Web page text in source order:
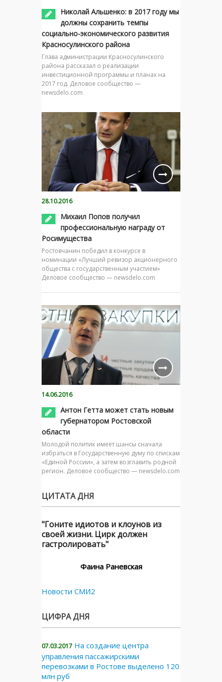
Николай Альшенко: в 2017 году мы
должны сохранить темпы
социально-экономического развития
Красносулинского района
Глава администрации Красносулинского
района рассказал о реализации
инвестиционной программы и планах на
2017 год. Деловое сообщество —
newsdelo.com
28.10.2016
Михаил Попов получил
профессиональную награду от
Росимущества
Ростовчанин победил в конкурсе в
номинации «Лучший ревизор акционерного
общества с государственным участием»
Деловое сообщество — newsdelo.com
14.06.2016
Антон Гетта может стать новым
губернатором Ростовской
области
Молодой политик имеет шансы сначала
избраться в Государственную думу по спискам
«Единой России», а затем возглавить родной
регион. Деловое сообщество — newsdelo.com
ЦИТАТА ДНЯ
"Гоните идиотов и клоунов из
своей жизни. Цирк должен
гастролировать"
Фаина Раневская
Новости СМИ2
ЦИФРА ДНЯ
07.03.2017 На создание центра
управления пассажирскими
перевозками в Ростове выделено 120
млн руб